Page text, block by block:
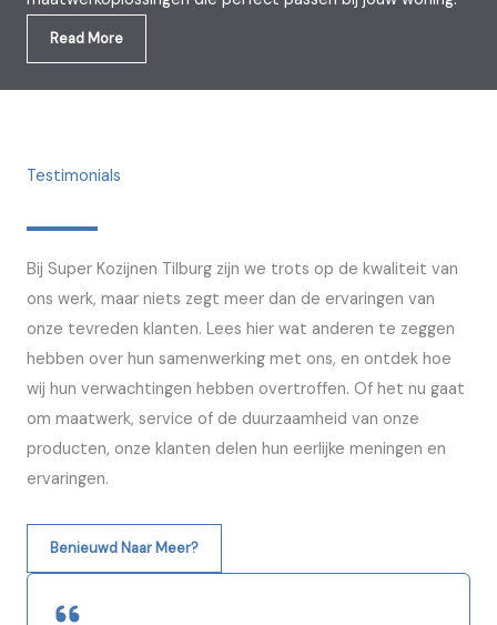
Read More
Testimonials
Bij Super Kozijnen Tilburg zijn we trots op de kwaliteit van
ons werk, maar niets zegt meer dan de ervaringen van
onze tevreden klanten. Lees hier wat anderen te zeggen
hebben over hun samenwerking met ons, en ontdek hoe
wij hun verwachtingen hebben overtroffen. Of het nu gaat
om maatwerk, service of de duurzaamheid van onze
producten, onze klanten delen hun eerlijke meningen en
ervaringen.
Benieuwd Naar Meer?